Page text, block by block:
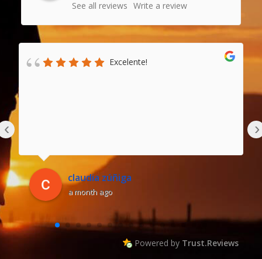
See all reviews Write a review
Excelente!
claudia zúñiga
a month ago
‹ ›
Powered by Trust.Reviews